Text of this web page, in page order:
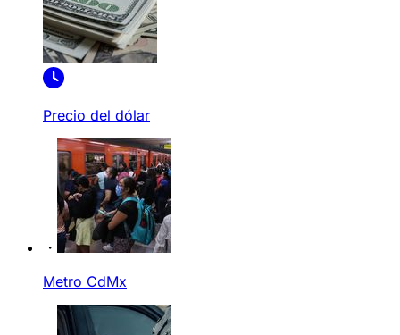
Precio del dólar
Metro CdMx